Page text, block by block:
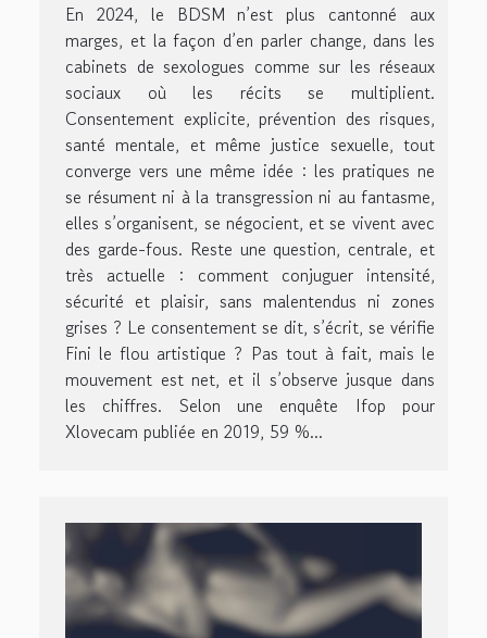
En 2024, le BDSM n’est plus cantonné aux
marges, et la façon d’en parler change, dans les
cabinets de sexologues comme sur les réseaux
sociaux où les récits se multiplient.
Consentement explicite, prévention des risques,
santé mentale, et même justice sexuelle, tout
converge vers une même idée : les pratiques ne
se résument ni à la transgression ni au fantasme,
elles s’organisent, se négocient, et se vivent avec
des garde-fous. Reste une question, centrale, et
très actuelle : comment conjuguer intensité,
sécurité et plaisir, sans malentendus ni zones
grises ? Le consentement se dit, s’écrit, se vérifie
Fini le flou artistique ? Pas tout à fait, mais le
mouvement est net, et il s’observe jusque dans
les chiffres. Selon une enquête Ifop pour
Xlovecam publiée en 2019, 59 %...